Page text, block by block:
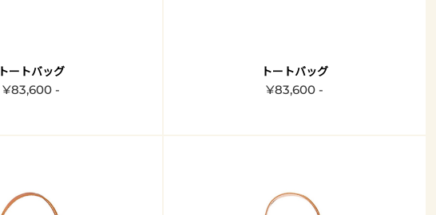
トートバッグ
¥83,600 -
トートバッグ
¥83,600 -